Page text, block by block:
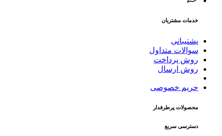
خدمات مشتریان
پشتیبانی
سوالات متداول
روش پرداخت
روش ارسال
حریم خصوصی
محصولات پرطرفدار
دسترسی سریع